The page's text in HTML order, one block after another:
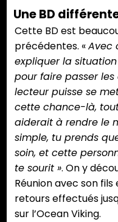
Une BD
Cette BD est
précédentes. «Avec
expliquer la
pour faire passer
lecteur puisse se
cette chance-là,
aiderait à rendre le
simple, tu prends
soin, et cette
te sourit ». On y
Réunion avec son
retours effectués
sur l’Ocean Viking.